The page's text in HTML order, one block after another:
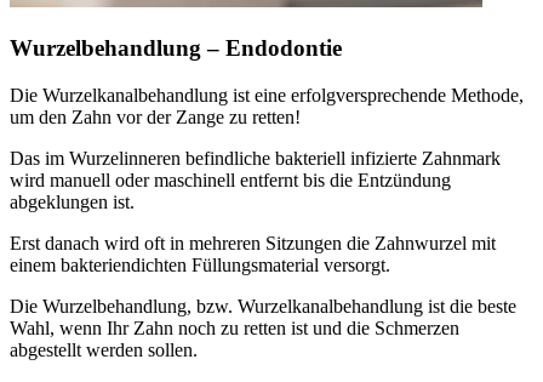
Wurzelbehandlung – Endodontie
Die Wurzelkanalbehandlung ist eine erfolgversprechende Methode,
um den Zahn vor der Zange zu retten!
Das im Wurzelinneren befindliche bakteriell infizierte Zahnmark
wird manuell oder maschinell entfernt bis die Entzündung
abgeklungen ist.
Erst danach wird oft in mehreren Sitzungen die Zahnwurzel mit
einem bakteriendichten Füllungsmaterial versorgt.
Die Wurzelbehandlung, bzw. Wurzelkanalbehandlung ist die beste
Wahl, wenn Ihr Zahn noch zu retten ist und die Schmerzen
abgestellt werden sollen.